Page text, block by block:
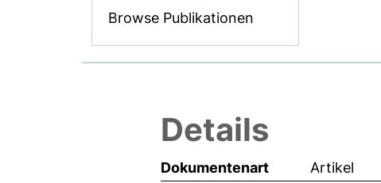
Browse Publikationen
Details
Dokumentenart
Artikel